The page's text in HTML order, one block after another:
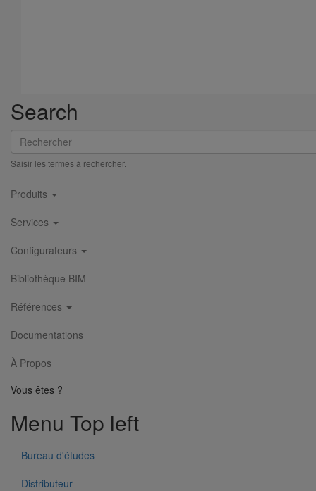
Search
Rechercher
Saisir les termes à rechercher.
Main
navigation
Produits
Services
Configurateurs
Bibliothèque BIM
Références
Documentations
À Propos
Vous êtes ?
Menu Top left
Bureau d'études
Distributeur
DN200
bossage ELIXAIR DN200